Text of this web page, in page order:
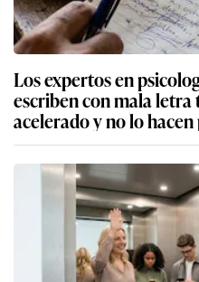
Los expertos en
escriben con mala
acelerado y no lo